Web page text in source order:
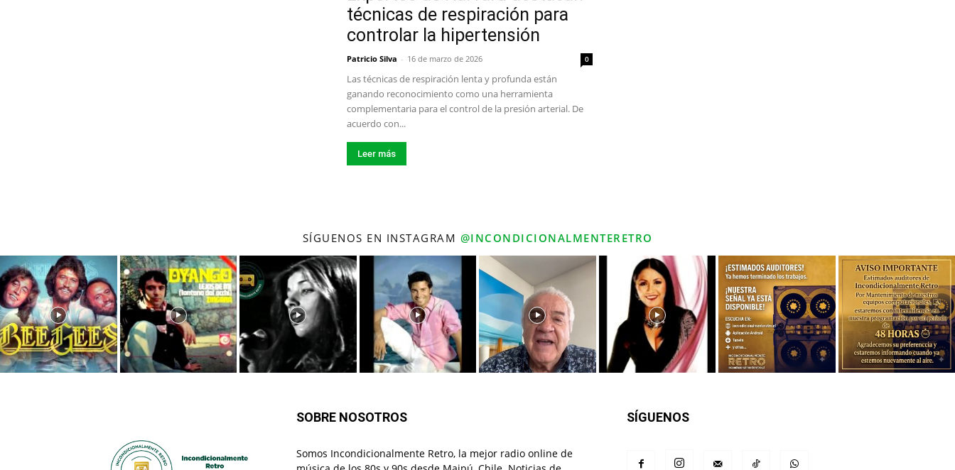
técnicas de respiración para
controlar la hipertensión
Patricio Silva - 16 de marzo de 2026 0
Las técnicas de respiración lenta y profunda están
ganando reconocimiento como una herramienta
complementaria para el control de la presión arterial. De
acuerdo con...
Leer más
SÍGUENOS EN INSTAGRAM @INCONDICIONALMENTERETRO
SOBRE NOSOTROS
Somos Incondicionalmente Retro, la mejor radio online de
SÍGUENOS